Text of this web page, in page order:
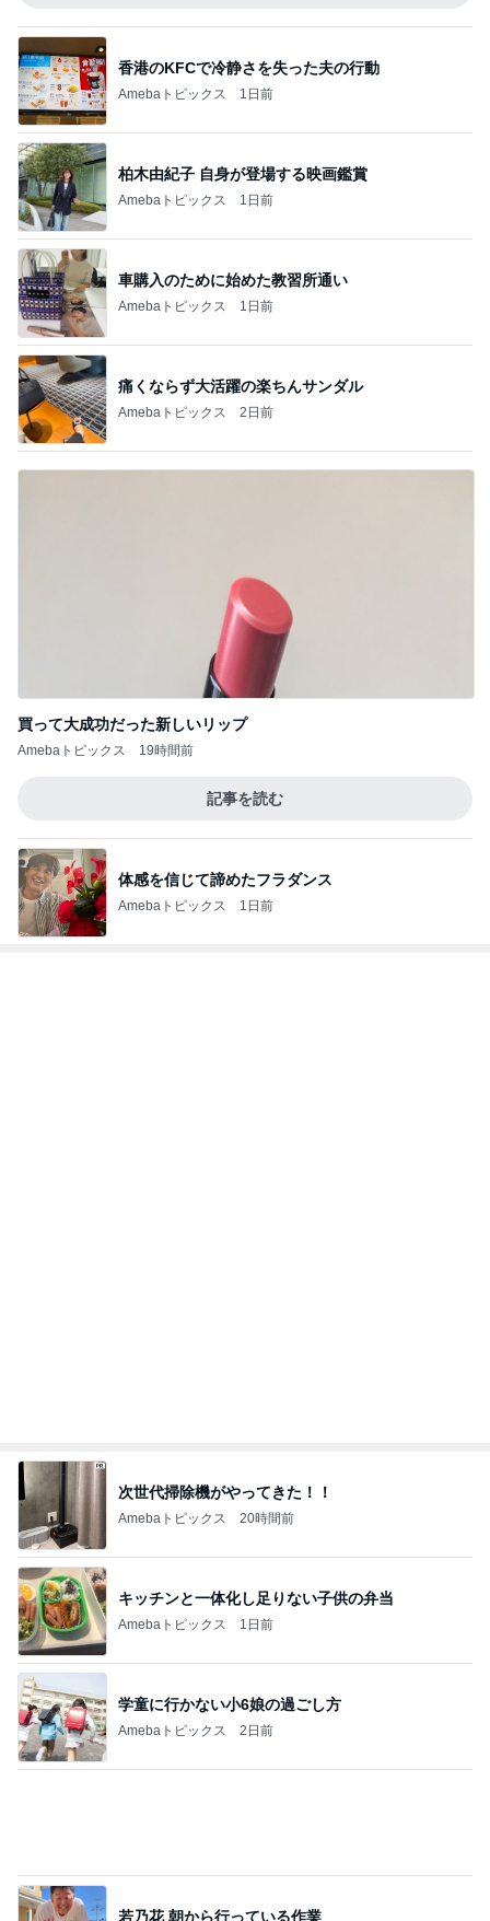
香港のKFCで冷静さを失った夫の行動
Amebaトピックス 1日前
柏木由紀子 自身が登場する映画鑑賞
Amebaトピックス 1日前
車購入のために始めた教習所通い
Amebaトピックス 1日前
痛くならず大活躍の楽ちんサンダル
Amebaトピックス 2日前
買って大成功だった新しいリップ
Amebaトピックス 19時間前
記事を読む
体感を信じて諦めたフラダンス
Amebaトピックス 1日前
担任にいじめを報告したのが間違い
プロの指示で進む冗談みたいな悪路